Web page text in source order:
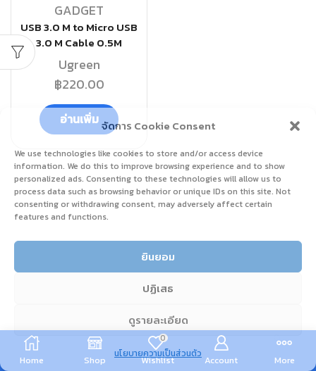
จัดการ Cookie Consent
We use technologies like cookies to store and/or access device
information. We do this to improve browsing experience and to show
personalized ads. Consenting to these technologies will allow us to
process data such as browsing behavior or unique IDs on this site. Not
consenting or withdrawing consent, may adversely affect certain
features and functions.
ยินยอม
ปฏิเสธ
ดูรายละเอียด
นโยบายความเป็นส่วนตัว
GADGET
USB 3.0 M to Micro USB
3.0 M Cable 0.5M
Ugreen
฿220.00
อ่านเพิ่ม
Home Shop
0
Wishlist Account More